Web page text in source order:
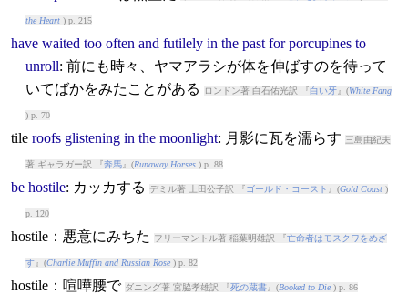
the Heart) p. 215
have waited too often and futilely in the past for porcupines to
unroll: 前にも時々、ヤマアラシが体を伸ばすのを待って
いてばかをみたことがある
ロンドン著 白石佑光訳 『白い牙』(White Fang
) p. 70
tile roofs glistening in the moonlight: 月影に瓦を濡らす 三島由紀夫
著 ギャラガー訳 『奔馬』(Runaway Horses) p. 88
be hostile: カッカする デミル著 上田公子訳 『ゴールド・コースト 』(Gold Coast)
p. 120
hostile：悪意にみちた フリーマントル著 稲葉明雄訳 『亡命者はモスクワをめざ
す』(Charlie Muffin and Russian Rose) p. 82
hostile：喧嘩腰で ダニング著 宮脇孝雄訳 『死の蔵書』(Booked to Die) p. 86